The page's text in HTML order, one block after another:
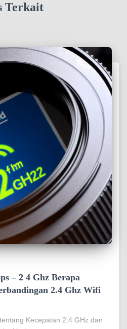
Terkait
– 2 4 Ghz Berapa
2.4 Ghz Wifi
Kecepatan 2.4 GHz dan